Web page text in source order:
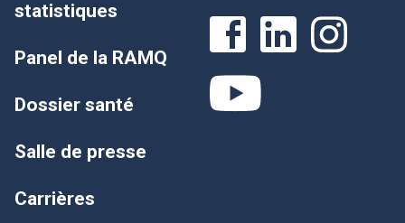
statistiques
Panel de la RAMQ
Dossier santé
Salle de presse
Carrières